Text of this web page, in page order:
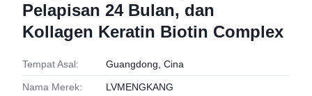
Pelapisan 24 Bulan, dan
Kollagen Keratin Biotin Complex
Tempat Asal: Guangdong, Cina
Nama Merek: LVMENGKANG